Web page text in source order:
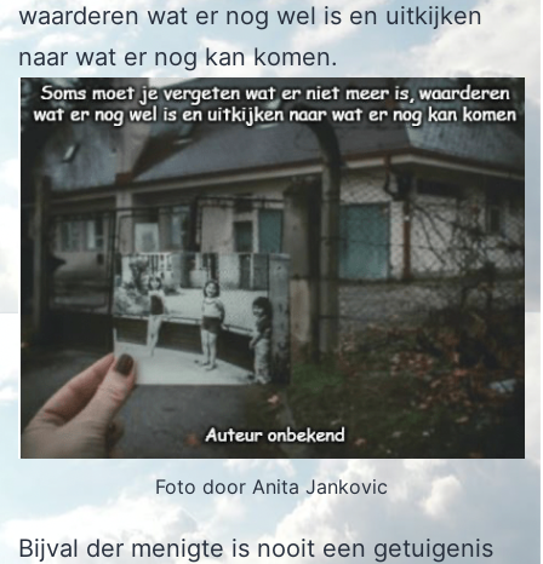
waarderen wat er nog wel is en uitkijken
naar wat er nog kan komen.
Foto door Anita Jankovic
Bijval der menigte is nooit een getuigenis